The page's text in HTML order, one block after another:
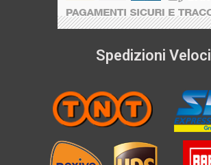
Spedizioni Veloci